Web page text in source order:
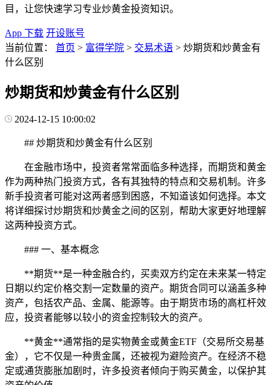
目，让您快速学习专业炒黄金投资知识。
App 下载 开设账号
当前位置：
首页 > 富得学院 > 交易术语 > 炒期货和炒黄金有
什么区别
炒期货和炒黄金有什么区别
2024-12-15 10:00:02
## 炒期货和炒黄金有什么区别
在金融市场中，投资者常常面临多种选择，而期货和黄金
作为两种热门投资方式，各有其独特的特点和交易机制。许多
新手投资者可能对这两者感到困惑，不知道该如何选择。本文
将详细探讨炒期货和炒黄金之间的区别，帮助大家更好地理解
这两种投资方式。
### 一、基本概念
**期货**是一种金融合约，买卖双方约定在未来某一特定
日期以约定价格交割一定数量的资产。期货合同可以涵盖多种
资产，包括农产品、金属、能源等。由于期货市场的高杠杆效
应，投资者能够以较小的资金控制较大的资产。
**黄金**通常指的是实物黄金或黄金ETF（交易所交易基
金），它不仅是一种贵金属，还被视为避险资产。在经济不稳
定或通货膨胀加剧时，许多投资者倾向于购买黄金，以保护其